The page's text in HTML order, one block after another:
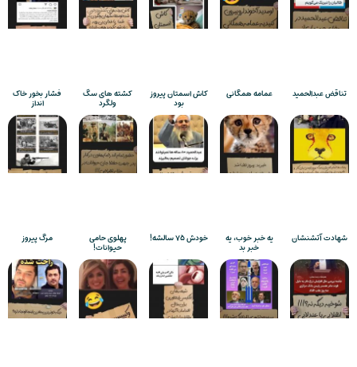
تناقض عبدالحمید عمامه همگانی کاش اسمتان پیروز
بود
کشته های سگ
ولگرد
فشار بخور خاک
انداز
شهادت آتشنشان یه خبر خوب، یه
خبر بد
خودش ۷۵ سالشه! پهلوی حامی
حیوانات!
مرگ پیروز